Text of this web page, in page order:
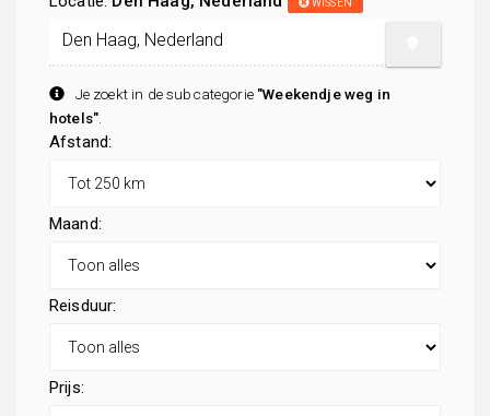
Je zoekt in de subcategorie "Weekendje weg in
hotels"
Afstand:
Maand:
Reisduur:
Prijs: